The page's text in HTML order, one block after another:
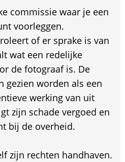
commissie waar je een
voorleggen.
of er sprake is van
wat een redelijke
de fotograaf is. De
gezien worden als een
werking van uit
zijn schade vergoed en
bij de overheid.
zijn rechten handhaven.